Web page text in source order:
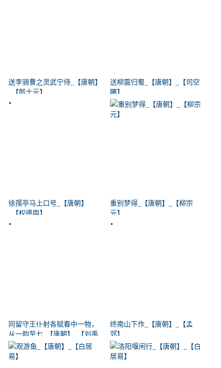
送李骑曹之灵武宁侍_【唐朝】
_【郎士元】
送柳震归蜀_【唐朝】_【司空
曙】
徐孺亭马上口号_【唐朝】
_【权德舆】
重别梦得_【唐朝】_【柳宗
元】
同留守王仆射各赋春中一物，
从一韵至七_【唐朝】_【刘禹
锡】
终南山下作_【唐朝】_【孟
郊】